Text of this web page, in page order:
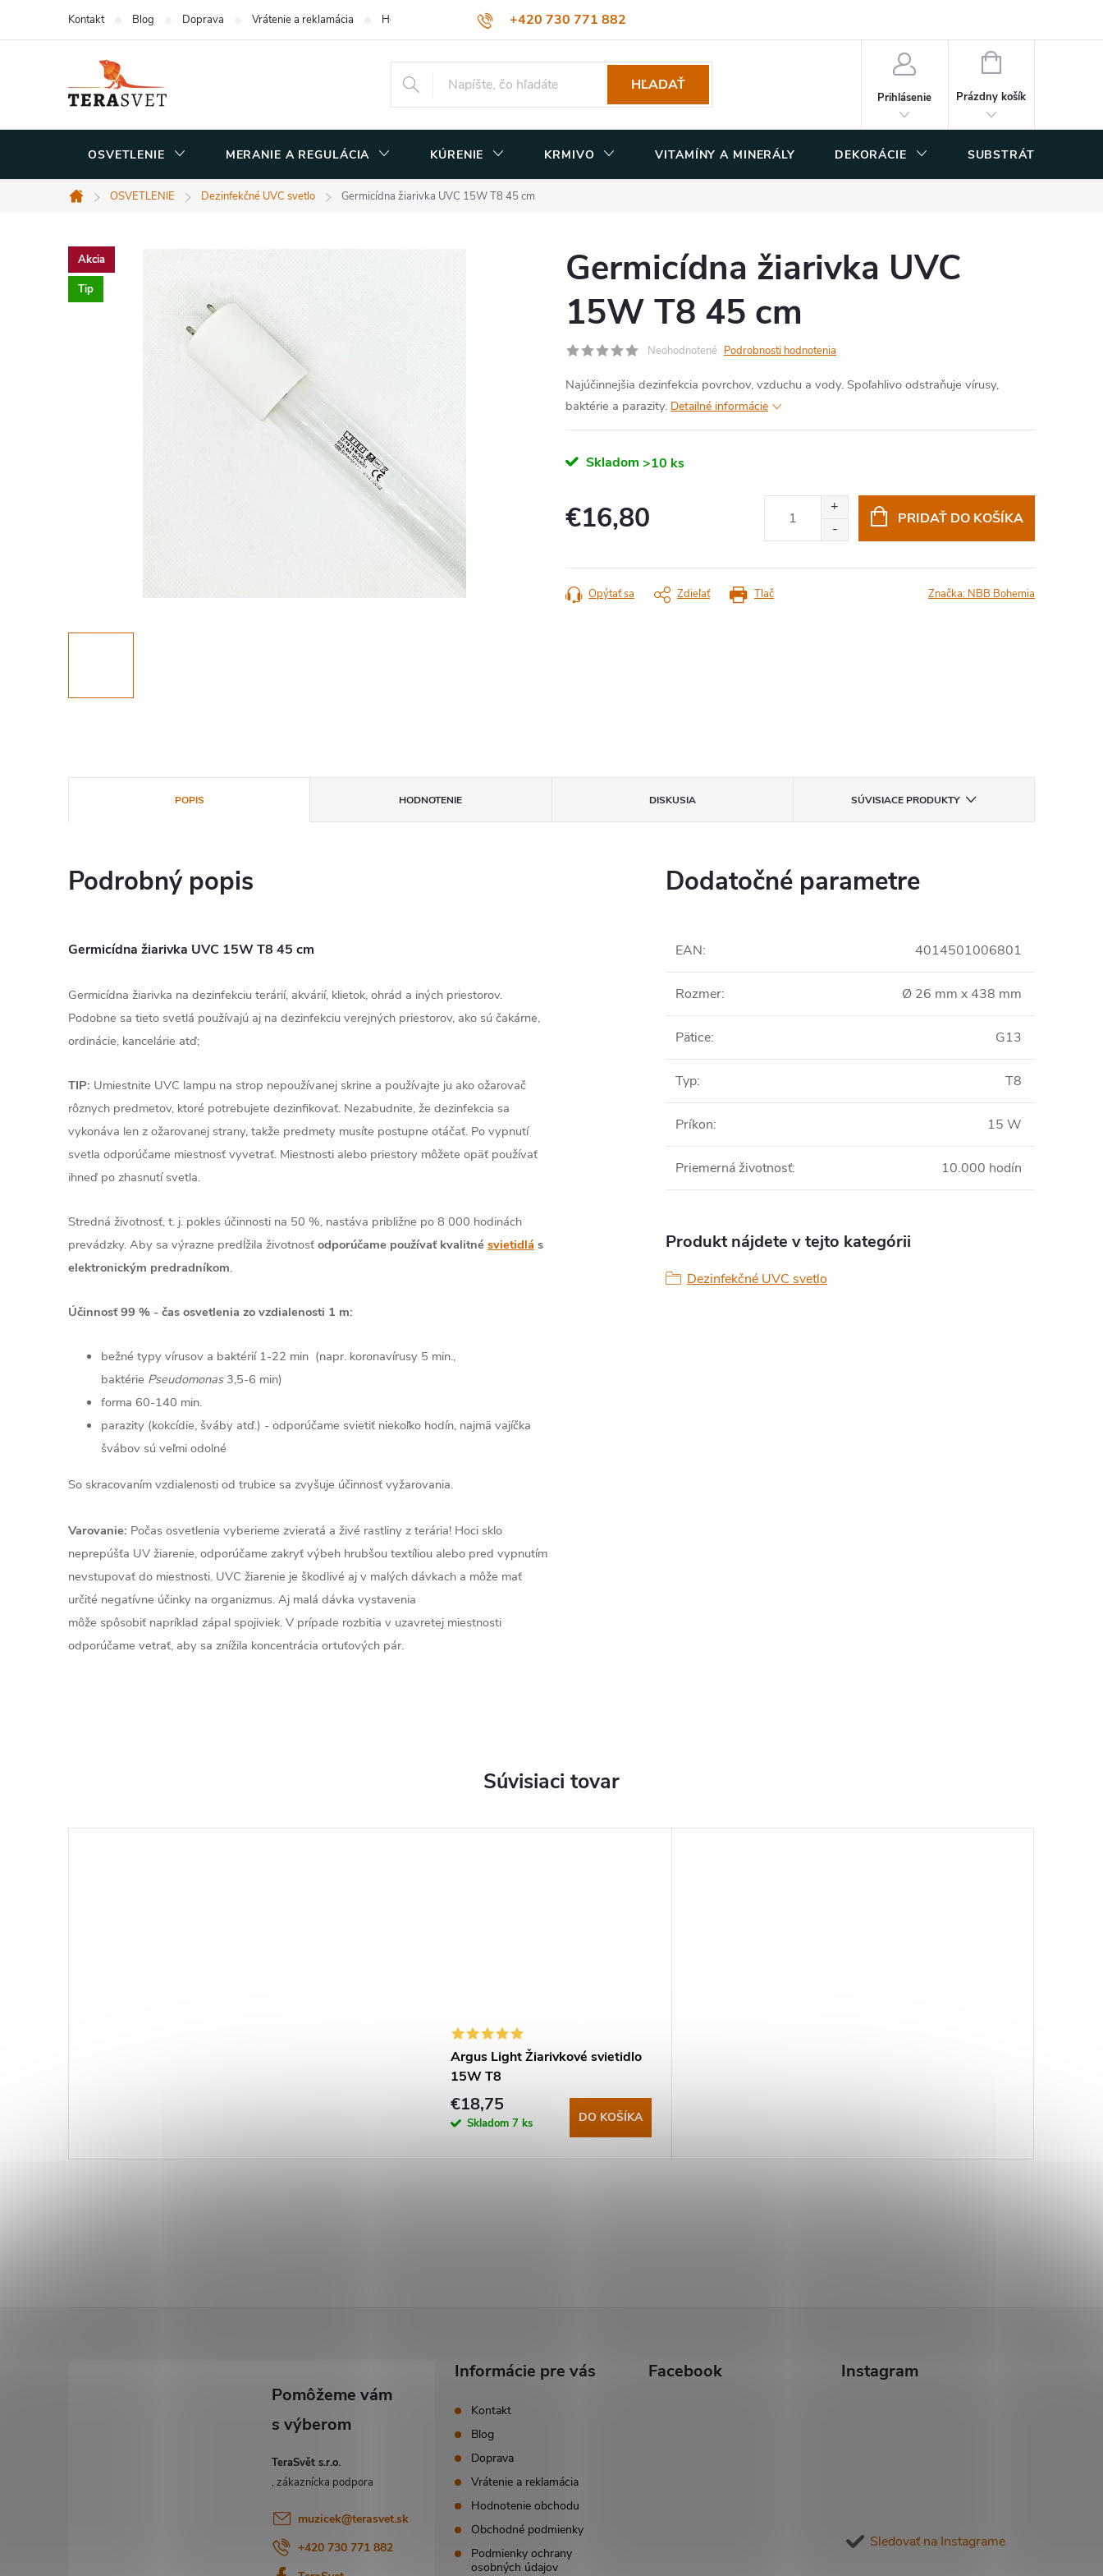
+420 730 771 882
muzicek@terasvet.sk
Kontakt Blog Doprava Vrátenie a reklamácia Hodnotenie obchodu Obchodné podmienky
HĽADAŤ
Prihlásenie
NÁKUPNÝ
Prázdny košík
OSVETLENIE MERANIE A REGULÁCIA KÚRENIE KRMIVO VITAMÍNY A MINERÁLY DEKORÁCIE SUBSTRÁTY
Domov
OSVETLENIE Dezinfekčné UVC svetlo Germicídna žiarivka UVC 15W T8 45 cm
Akcia
Tip
Germicídna žiarivka UVC
15W T8 45 cm
Neohodnotené Podrobnosti hodnotenia
Najúčinnejšia dezinfekcia povrchov, vzduchu a vody. Spoľahlivo odstraňuje vírusy,
baktérie a parazity. Detailné informácie
Skladom >10 ks
€16,80 PRIDAŤ DO KOŠÍKA
Tlač
Opýtať sa Zdieľať Značka: NBB Bohemia
POPIS HODNOTENIE DISKUSIA SÚVISIACE PRODUKTY
Podrobný popis
Germicídna žiarivka UVC 15W T8 45 cm
Germicídna žiarivka na dezinfekciu terárií, akvárií, klietok, ohrád a iných priestorov.
Podobne sa tieto svetlá používajú aj na dezinfekciu verejných priestorov, ako sú čakárne,
ordinácie, kancelárie atď;
TIP: Umiestnite UVC lampu na strop nepoužívanej skrine a používajte ju ako ožarovač
rôznych predmetov, ktoré potrebujete dezinfikovať. Nezabudnite, že dezinfekcia sa
vykonáva len z ožarovanej strany, takže predmety musíte postupne otáčať. Po vypnutí
svetla odporúčame miestnosť vyvetrať. Miestnosti alebo priestory môžete opäť používať
ihneď po zhasnutí svetla.
Stredná životnosť, t. j. pokles účinnosti na 50 %, nastáva približne po 8 000 hodinách
prevádzky. Aby sa výrazne predĺžila životnosť odporúčame používať kvalitné svietidlá s
elektronickým predradníkom.
Účinnosť 99 % - čas osvetlenia zo vzdialenosti 1 m:
bežné typy vírusov a baktérií 1-22 min (napr. koronavírusy 5 min.,
baktérie Pseudomonas 3,5-6 min)
forma 60-140 min.
parazity (kokcídie, šváby atď.) - odporúčame svietiť niekoľko hodín, najmä vajíčka
švábov sú veľmi odolné
So skracovaním vzdialenosti od trubice sa zvyšuje účinnosť vyžarovania.
Varovanie: Počas osvetlenia vyberieme zvieratá a živé rastliny z terária! Hoci sklo
neprepúšťa UV žiarenie, odporúčame zakryť výbeh hrubšou textíliou alebo pred vypnutím
nevstupovať do miestnosti. UVC žiarenie je škodlivé aj v malých dávkach a môže mať
určité negatívne účinky na organizmus. Aj malá dávka vystavenia
môže spôsobiť napríklad zápal spojiviek. V prípade rozbitia v uzavretej miestnosti
odporúčame vetrať, aby sa znížila koncentrácia ortuťových pár.
Dodatočné parametre
EAN: 4014501006801
Rozmer: Ø 26 mm x 438 mm
Pätice: G13
Typ: T8
Príkon: 15 W
Priemerná životnosť: 10.000 hodín
Produkt nájdete v tejto kategórii
Dezinfekčné UVC svetlo
Súvisiaci tovar
Argus Light Žiarivkové svietidlo
15W T8
€18,75
Skladom 7 ks DO KOŠÍKA
TeraSvět s.r.o.
muzicek@terasvet.sk
+420 730 771 882
Informácie pre vás
Kontakt
Blog
Doprava
Vrátenie a reklamácia
Hodnotenie obchodu
Obchodné podmienky
Podmienky ochrany
osobných údajov
Facebook Instagram
Sledovať na Instagrame